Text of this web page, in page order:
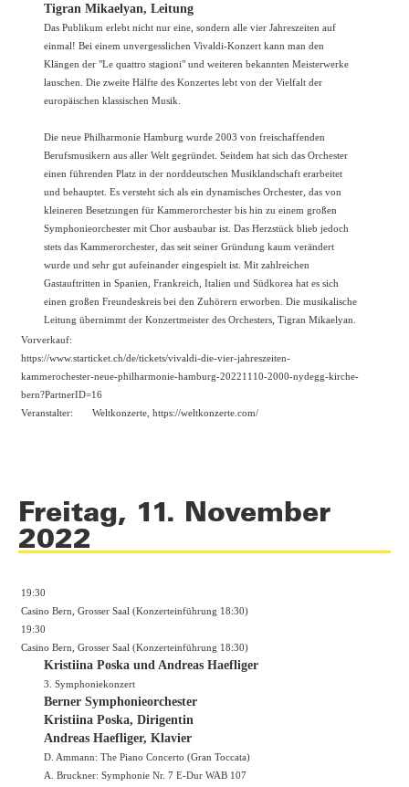
Tigran Mikaelyan, Leitung
Das Publikum erlebt nicht nur eine, sondern alle vier Jahreszeiten auf
einmal! Bei einem unvergesslichen Vivaldi-Konzert kann man den
Klängen der "Le quattro stagioni" und weiteren bekannten Meisterwerke
lauschen. Die zweite Hälfte des Konzertes lebt von der Vielfalt der
europäischen klassischen Musik.
Die neue Philharmonie Hamburg wurde 2003 von freischaffenden
Berufsmusikern aus aller Welt gegründet. Seitdem hat sich das Orchester
einen führenden Platz in der norddeutschen Musiklandschaft erarbeitet
und behauptet. Es versteht sich als ein dynamisches Orchester, das von
kleineren Besetzungen für Kammerorchester bis hin zu einem großen
Symphonieorchester mit Chor ausbaubar ist. Das Herzstück blieb jedoch
stets das Kammerorchester, das seit seiner Gründung kaum verändert
wurde und sehr gut aufeinander eingespielt ist. Mit zahlreichen
Gastauftritten in Spanien, Frankreich, Italien und Südkorea hat es sich
einen großen Freundeskreis bei den Zuhörern erworben. Die musikalische
Leitung übernimmt der Konzertmeister des Orchesters, Tigran Mikaelyan.
Vorverkauf:
https://www.starticket.ch/de/tickets/vivaldi-die-vier-jahreszeiten-
kammerochester-neue-philharmonie-hamburg-20221110-2000-nydegg-kirche-
bern?PartnerID=16
Veranstalter:
Weltkonzerte, https://weltkonzerte.com/
Freitag, 11. November
2022
19:30
Casino Bern, Grosser Saal (Konzerteinführung 18:30)
19:30
Casino Bern, Grosser Saal (Konzerteinführung 18:30)
Kristiina Poska und Andreas Haefliger
3. Symphoniekonzert
Berner Symphonieorchester
Kristiina Poska, Dirigentin
Andreas Haefliger, Klavier
D. Ammann: The Piano Concerto (Gran Toccata)
A. Bruckner: Symphonie Nr. 7 E-Dur WAB 107